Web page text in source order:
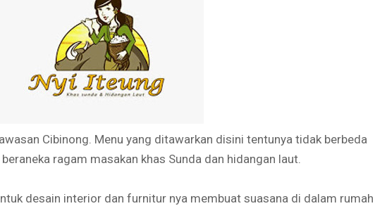
Cibinong. Menu yang ditawarkan disini tentunya tidak berbeda
ragam masakan khas Sunda dan hidangan laut.
desain interior dan furnitur nya membuat suasana di dalam rumah